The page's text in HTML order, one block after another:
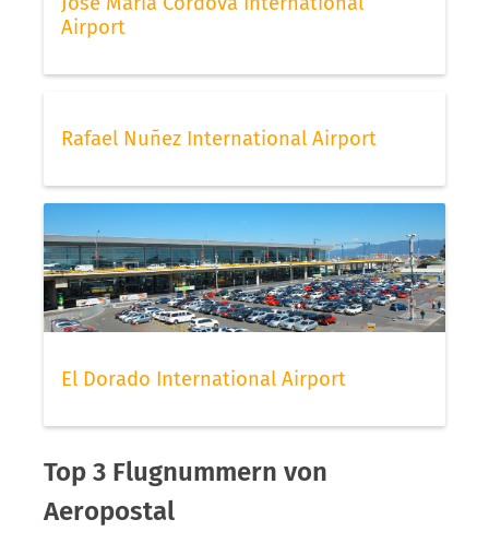
Airport
Rafael Nuñez International Airport
El Dorado International Airport
Top 3 Flugnummern von
Aeropostal